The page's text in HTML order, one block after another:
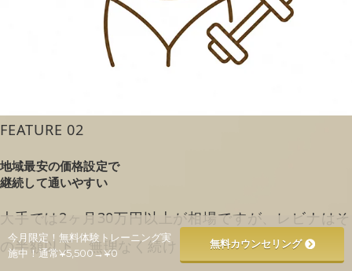
FEATURE 02
地域最安の価格設定で
継続して通いやすい
大手では2ヶ月30万円以上が相場ですが、レビナはそ
の半額以下。無理なく続けられる価格です。
今月限定！無料体験トレーニング実
施中！通常¥5,500→¥0
無料カウンセリング